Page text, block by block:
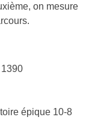
on mesure
épique 10-8